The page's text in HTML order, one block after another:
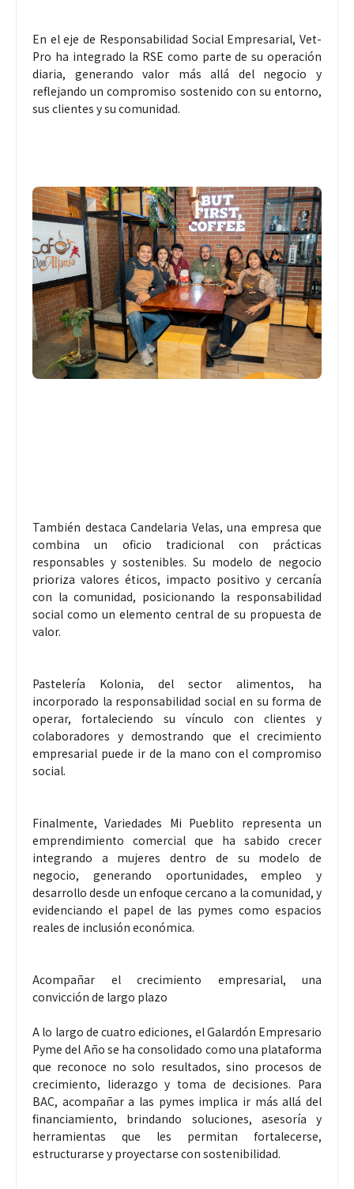
En el eje de Responsabilidad Social Empresarial, Vet-
Pro ha integrado la RSE como parte de su operación
diaria, generando valor más allá del negocio y
reflejando un compromiso sostenido con su entorno,
sus clientes y su comunidad.
También destaca Candelaria Velas, una empresa que
combina un oficio tradicional con prácticas
responsables y sostenibles. Su modelo de negocio
prioriza valores éticos, impacto positivo y cercanía
con la comunidad, posicionando la responsabilidad
social como un elemento central de su propuesta de
valor.
Pastelería Kolonia, del sector alimentos, ha
incorporado la responsabilidad social en su forma de
operar, fortaleciendo su vínculo con clientes y
colaboradores y demostrando que el crecimiento
empresarial puede ir de la mano con el compromiso
social.
Finalmente, Variedades Mi Pueblito representa un
emprendimiento comercial que ha sabido crecer
integrando a mujeres dentro de su modelo de
negocio, generando oportunidades, empleo y
desarrollo desde un enfoque cercano a la comunidad, y
evidenciando el papel de las pymes como espacios
reales de inclusión económica.
Acompañar el crecimiento empresarial, una
convicción de largo plazo
A lo largo de cuatro ediciones, el Galardón Empresario
Pyme del Año se ha consolidado como una plataforma
que reconoce no solo resultados, sino procesos de
crecimiento, liderazgo y toma de decisiones. Para
BAC, acompañar a las pymes implica ir más allá del
financiamiento, brindando soluciones, asesoría y
herramientas que les permitan fortalecerse,
estructurarse y proyectarse con sostenibilidad.